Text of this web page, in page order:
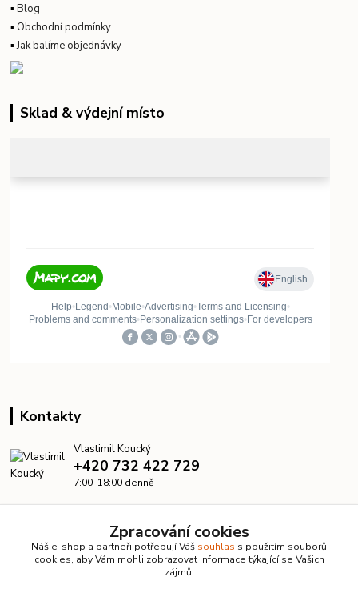
▪Blog
▪ Obchodní podmínky
▪Jak balíme objednávky
Sklad & výdejní místo
Kontakty
Vlastimil Koucký
+420 732 422 729
7:00–18:00 denně
Zpracování cookies
Náš e-shop a partneři potřebují Váš souhlas s použitím souborů
cookies, aby Vám mohli zobrazovat informace týkající se Vašich
zájmů.